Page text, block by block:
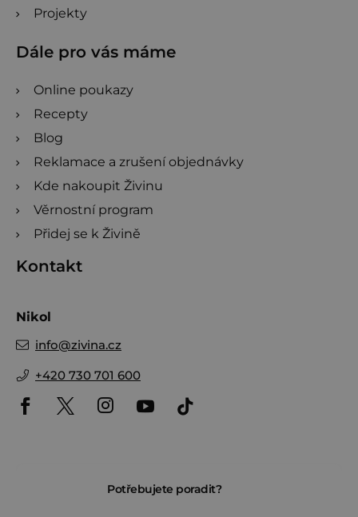
Projekty
Dále pro vás máme
Online poukazy
Recepty
Blog
Reklamace a zrušení objednávky
Kde nakoupit Živinu
Věrnostní program
Přidej se k Živině
Kontakt
Nikol
info@zivina.cz
+420 730 701 600
Potřebujete poradit?